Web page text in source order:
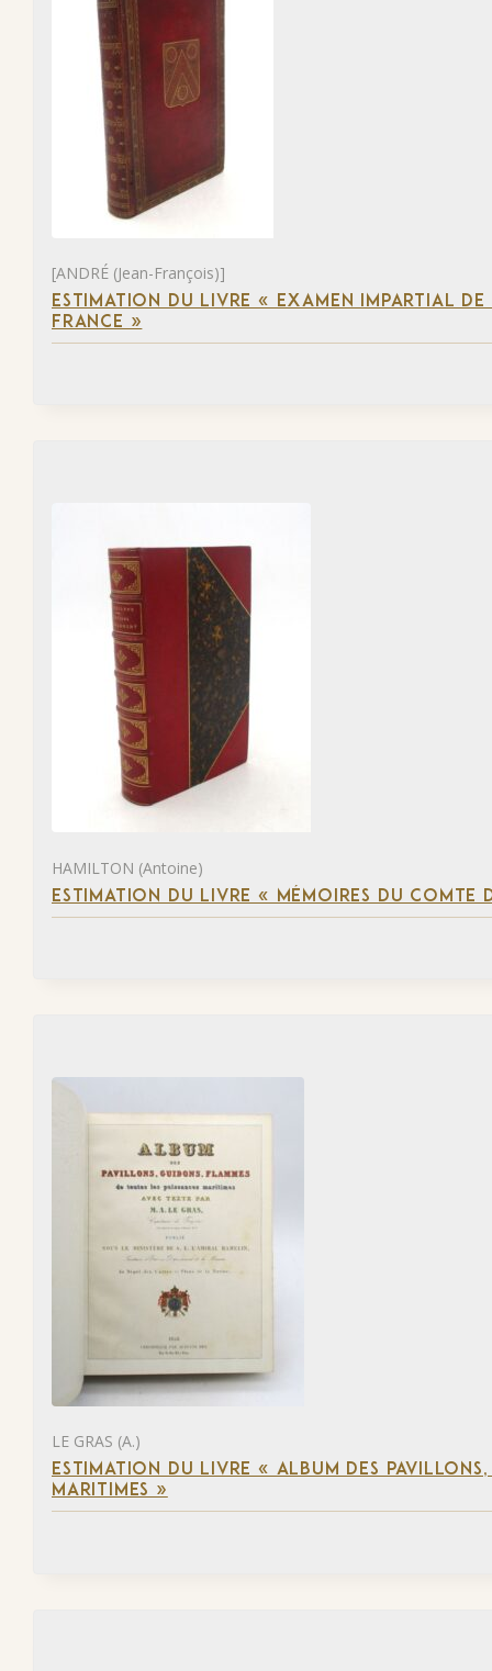
[ANDRÉ (Jean-François)]
ESTIMATION DU LIVRE « EXAMEN IMPARTIAL
FRANCE »
HAMILTON (Antoine)
ESTIMATION DU LIVRE « MÉMOIRES DU COMTE
LE GRAS (A.)
ESTIMATION DU LIVRE « ALBUM DES
MARITIMES »